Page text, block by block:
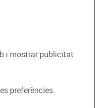
sobre
I TRADICIONS
i mostrar publicitat
preferències.